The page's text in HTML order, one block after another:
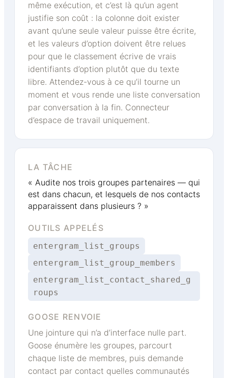
même exécution, et c’est là qu’un agent
justifie son coût : la colonne doit exister
avant qu’une seule valeur puisse être écrite,
et les valeurs d’option doivent être relues
pour que le classement écrive de vrais
identifiants d’option plutôt que du texte
libre. Attendez-vous à ce qu’il tourne un
moment et vous rende une liste conversation
par conversation à la fin. Connecteur
d’espace de travail uniquement.
LA TÂCHE
« Audite nos trois groupes partenaires — qui
est dans chacun, et lesquels de nos contacts
apparaissent dans plusieurs ? »
OUTILS APPELÉS
entergram_list_groups
entergram_list_group_members
entergram_list_contact_shared_g
roups
GOOSE RENVOIE
Une jointure qui n’a d’interface nulle part.
Goose énumère les groupes, parcourt
chaque liste de membres, puis demande
contact par contact quelles communautés